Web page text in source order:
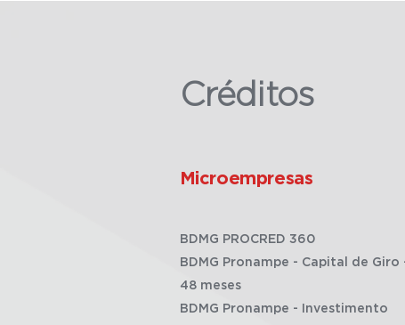
Créditos
Microempresas
BDMG PROCRED 360
BDMG Pronampe - Capital de Giro
48 meses
BDMG Pronampe - Investimento